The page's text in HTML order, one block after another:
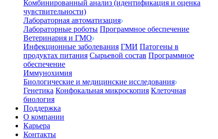
Комбинированный анализ (идентификация и оценка
чувствительности)
Лабораторная автоматизация
Лабораторные роботы Программное обеспечение
Ветеринария и ГМО
Инфекционные заболевания ГМИ Патогены в
продуктах питания Сырьевой состав Программное
обеспечение
Иммунохимия
Биологические и медицинские исследования
Генетика Конфокальная микроскопия Клеточная
биология
Поддержка
О компании
Карьера
Контакты